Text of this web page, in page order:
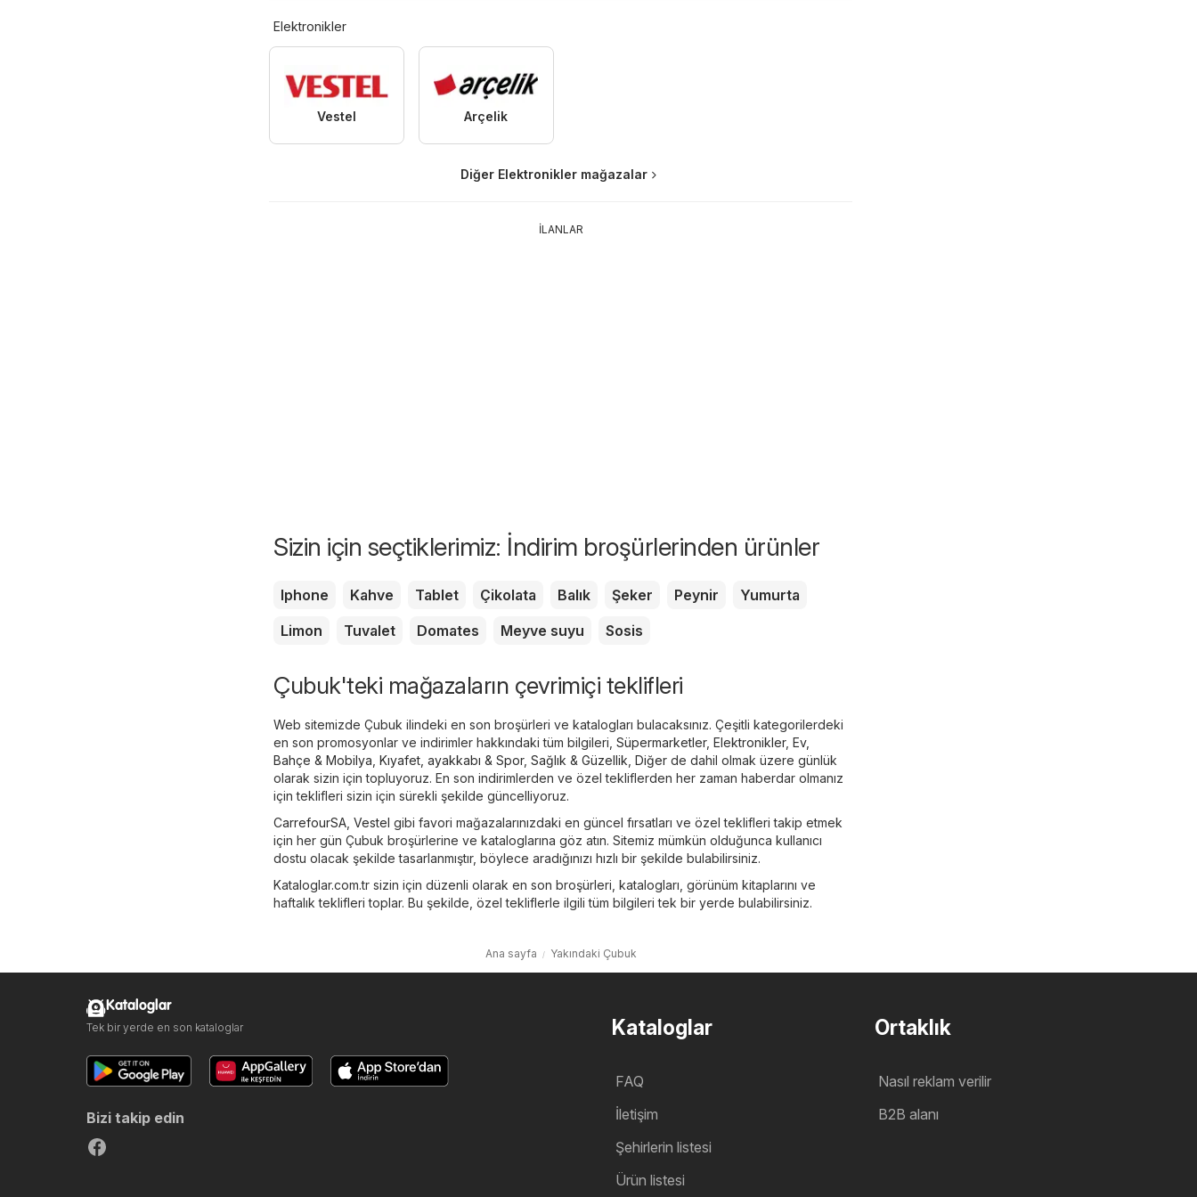
Elektronikler
Vestel Arçelik
Diğer Elektronikler mağazalar
İLANLAR
Sizin için seçtiklerimiz: İndirim broşürlerinden ürünler
Iphone Kahve Tablet Çikolata Balık Şeker Peynir
Yumurta
Limon
Tuvalet Domates Meyve suyu Sosis
Çubuk'teki mağazaların çevrimiçi teklifleri
Web sitemizde Çubuk ilindeki en son broşürleri ve katalogları bulacaksınız. Çeşitli kategorilerdeki
en son promosyonlar ve indirimler hakkındaki tüm bilgileri, Süpermarketler, Elektronikler, Ev,
Bahçe & Mobilya Kıyafet, ayakkabı & Spor, Sağlık & Güzellik Diğer de dahil olmak üzere günlük
olarak sizin için topluyoruz. En son indirimlerden ve özel tekliflerden her zaman haberdar olmanız
için teklifleri sizin için sürekli şekilde güncelliyoruz.
CarrefourSA Vestel gibi favori mağazalarınızdaki en güncel fırsatları ve özel teklifleri takip etmek
için her gün Çubuk broşürlerine ve kataloglarına göz atın. Sitemiz mümkün olduğunca kullanıcı
dostu olacak şekilde tasarlanmıştır, böylece aradığınızı hızlı bir şekilde bulabilirsiniz.
Kataloglar.com.tr sizin için düzenli olarak en son broşürleri, katalogları, görünüm kitaplarını ve
haftalık teklifleri toplar. Bu şekilde, özel tekliflerle ilgili tüm bilgileri tek bir yerde bulabilirsiniz.
Ana sayfa Yakındaki Çubuk
Kataloglar
FAQ
İletişim
Şehirlerin listesi
Ürün listesi
Ortaklık
Nasıl reklam verilir
B2B alanı
Kataloglar
Tek bir yerde en son kataloglar
Bizi takip edin